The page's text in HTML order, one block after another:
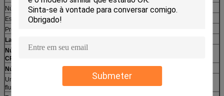
Submeter
Núcleo de processador
Haswell.
Escalada do núcleo
Processo de fabrico
Largura dos dados
Número de núcleos da
CPU
2
Número de fios
Unidade de ponto
flutuante
Integração